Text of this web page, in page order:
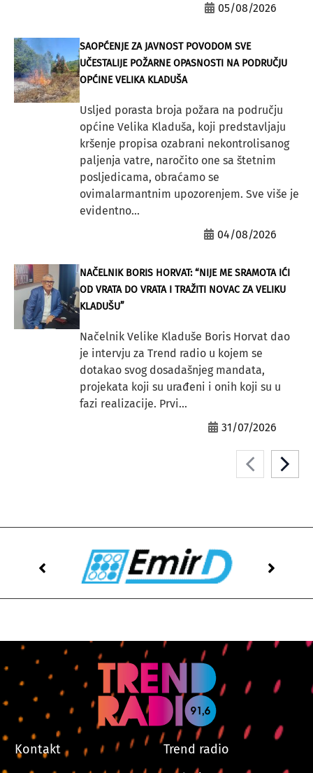
05/08/2026
SAOPĆENJE ZA JAVNOST POVODOM SVE
UČESTALIJE POŽARNE OPASNOSTI NA PODRUČJU
OPĆINE VELIKA KLADUŠA
Usljed porasta broja požara na području
općine Velika Kladuša, koji predstavljaju
kršenje propisa ozabrani nekontrolisanog
paljenja vatre, naročito one sa štetnim
posljedicama, obraćamo se
ovimalarmantnim upozorenjem. Sve više je
evidentno...
04/08/2026
NAČELNIK BORIS HORVAT: “NIJE ME SRAMOTA IĆI
OD VRATA DO VRATA I TRAŽITI NOVAC ZA VELIKU
KLADUŠU”
Načelnik Velike Kladuše Boris Horvat dao
je intervju za Trend radio u kojem se
dotakao svog dosadašnjeg mandata,
projekata koji su urađeni i onih koji su u
fazi realizacije. Prvi...
31/07/2026
Kontakt Trend radio